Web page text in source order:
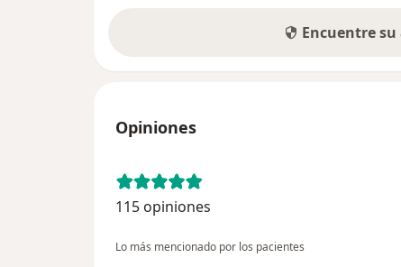
Encuentre
Opiniones
115 opiniones
Lo más mencionado por los pacientes